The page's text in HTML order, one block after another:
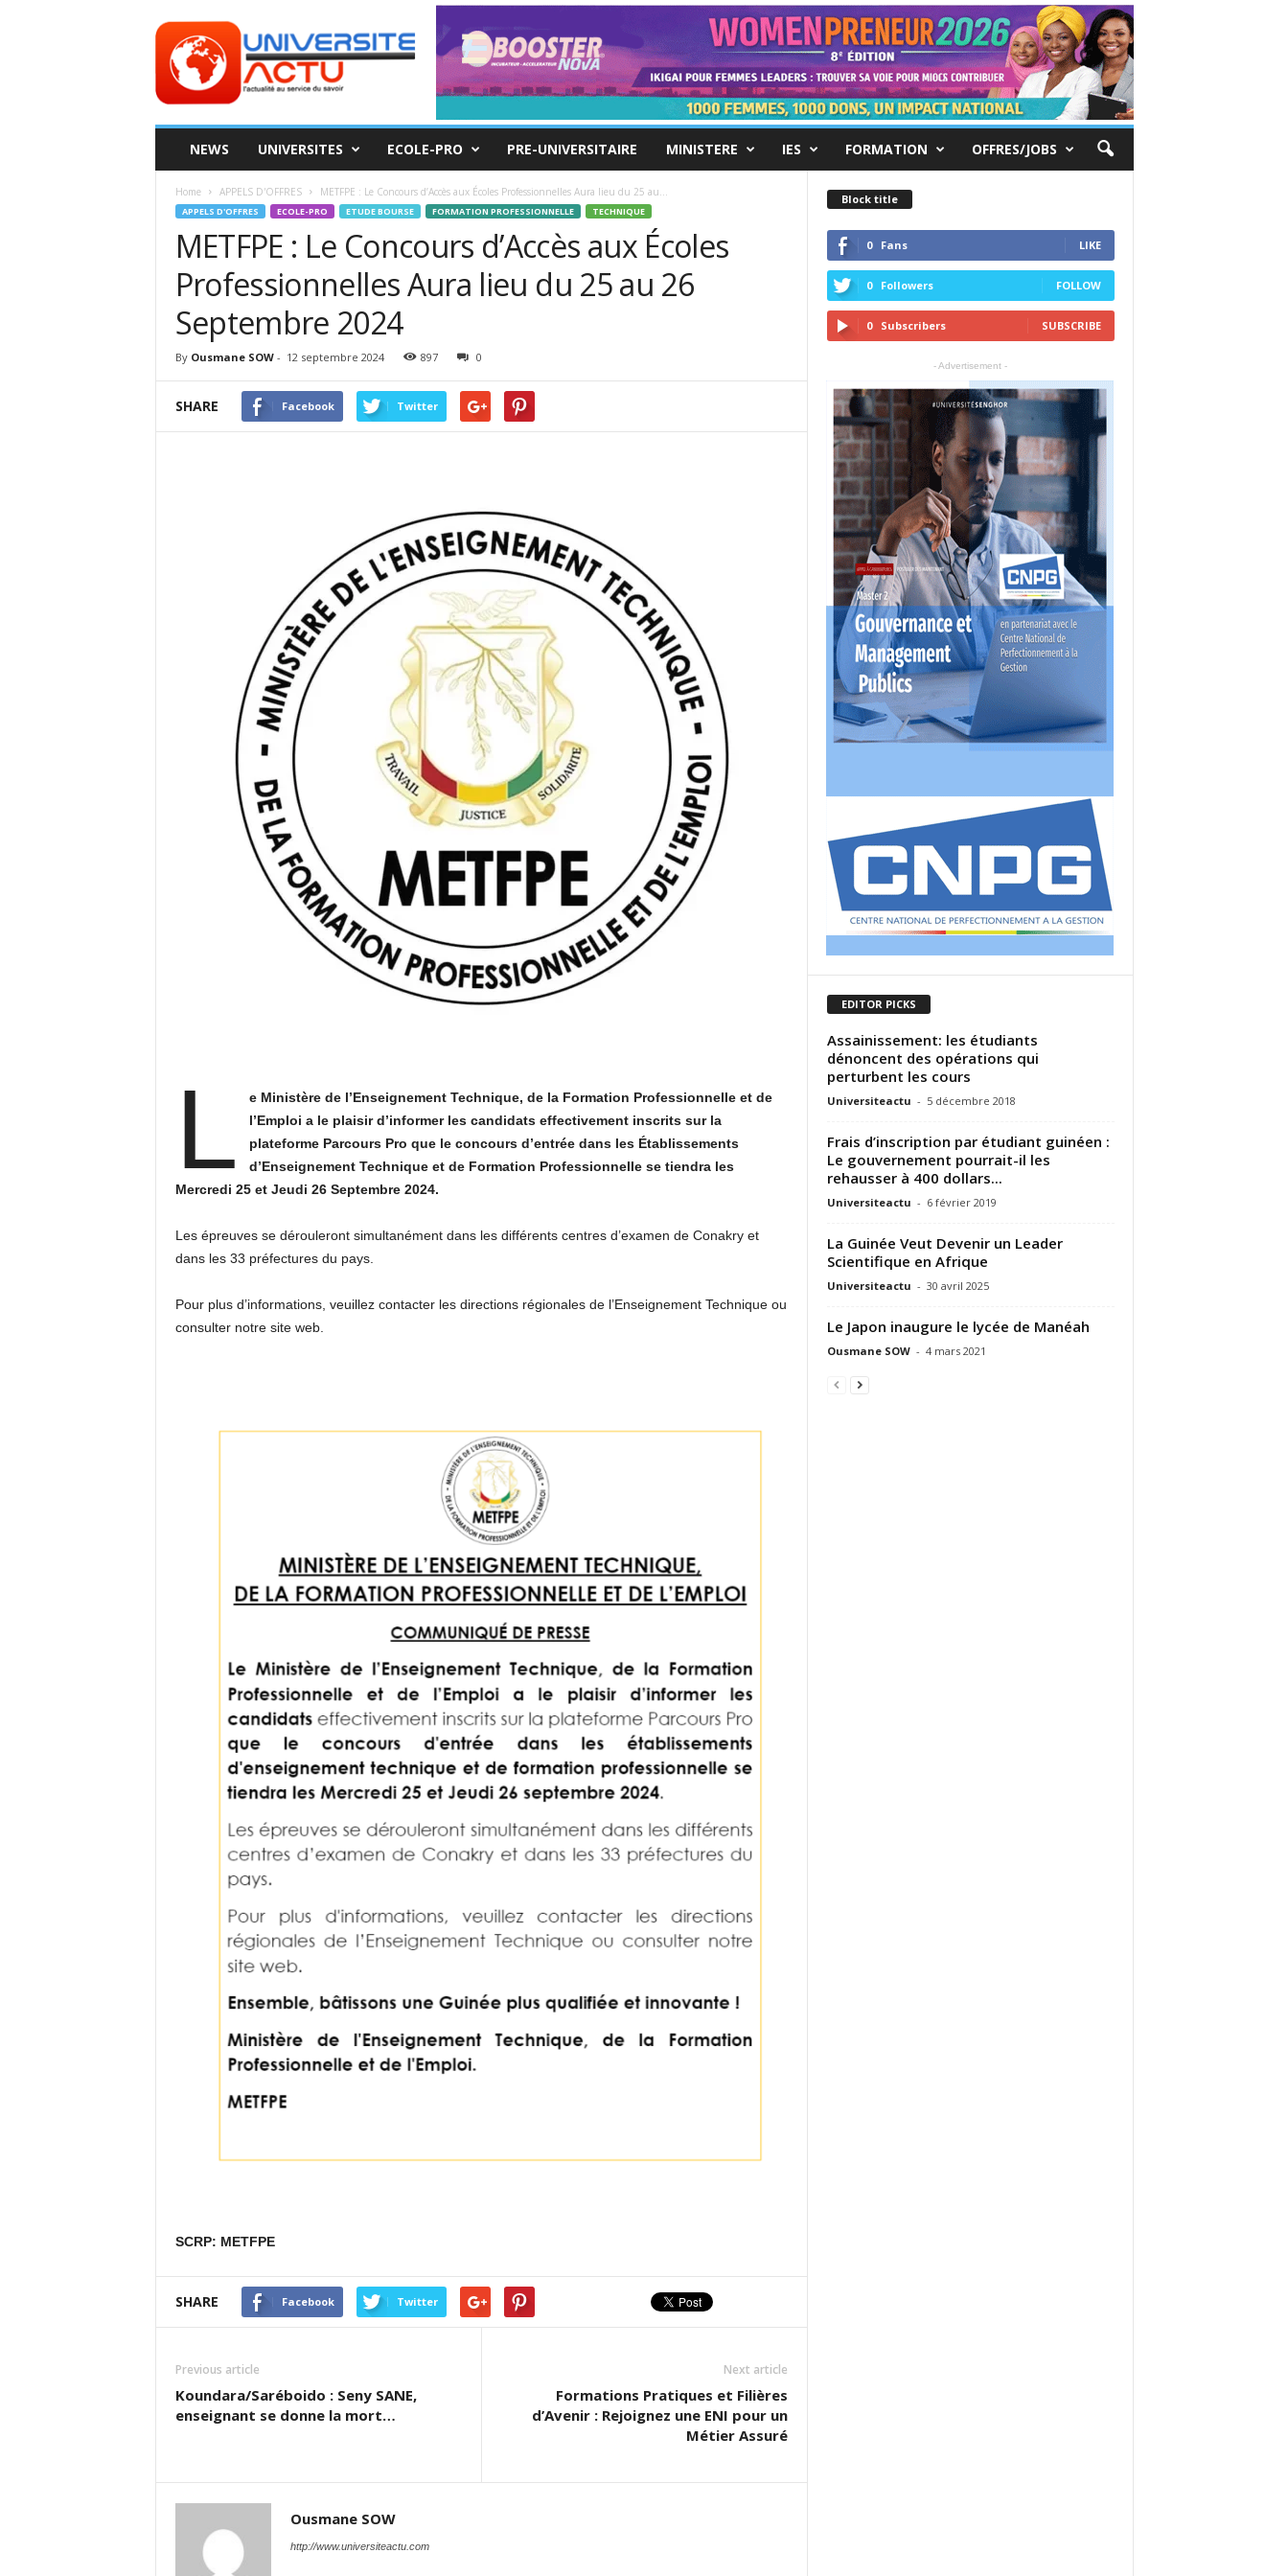
ACTU
NEWS UNIVERSITES ECOLE-PRO PRE-UNIVERSITAIRE MINISTERE IES FORMATION OFFRES/JOBS
Home APPELS D'OFFRES METFPE : Le Concours d’Accès aux Écoles Professionnelles Aura lieu du 25 au...
APPELS D'OFFRES ECOLE-PRO ETUDE BOURSE FORMATION PROFESSIONNELLE TECHNIQUE
METFPE : Le Concours d’Accès aux Écoles
Professionnelles Aura lieu du 25 au 26
Septembre 2024
By Ousmane SOW- 12 septembre 2024 897 0
SHARE Facebook Twitter
L
e Ministère de l’Enseignement Technique, de la Formation Professionnelle et de
l’Emploi a le plaisir d’informer les candidats effectivement inscrits sur la
plateforme Parcours Pro que le concours d’entrée dans les Établissements
d’Enseignement Technique et de Formation Professionnelle se tiendra les
Mercredi 25 et Jeudi 26 Septembre 2024.
Les épreuves se dérouleront simultanément dans les différents centres d’examen de Conakry et
dans les 33 préfectures du pays.
Pour plus d’informations, veuillez contacter les directions régionales de l’Enseignement Technique ou
consulter notre site web.
SCRP: METFPE
SHARE Facebook Twitter
Previous article
Koundara/Saréboido : Seny SANE,
enseignant se donne la mort…
Next article
Formations Pratiques et Filières
d’Avenir : Rejoignez une ENI pour un
Métier Assuré
Ousmane SOW
http://www.universiteactu.com
Block title
0 Fans LIKE
0 Followers FOLLOW
0 Subscribers SUBSCRIBE
- Advertisement -
EDITOR PICKS
Assainissement: les étudiants
dénoncent des opérations qui
perturbent les cours
Universiteactu - 5 décembre 2018
Frais d’inscription par étudiant guinéen :
Le gouvernement pourrait-il les
rehausser à 400 dollars...
Universiteactu - 6 février 2019
La Guinée Veut Devenir un Leader
Scientifique en Afrique
Universiteactu - 30 avril 2025
Le Japon inaugure le lycée de Manéah
Ousmane SOW - 4 mars 2021